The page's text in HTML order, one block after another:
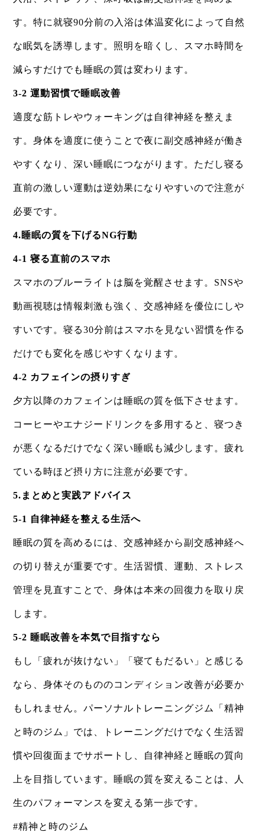
す。特に就寝90分前の入浴は体温変化によって自然
な眠気を誘導します。照明を暗くし、スマホ時間を
減らすだけでも睡眠の質は変わります。
3-2 運動習慣で睡眠改善
適度な筋トレやウォーキングは自律神経を整えま
す。身体を適度に使うことで夜に副交感神経が働き
やすくなり、深い睡眠につながります。ただし寝る
直前の激しい運動は逆効果になりやすいので注意が
必要です。
4.睡眠の質を下げるNG行動
4-1 寝る直前のスマホ
スマホのブルーライトは脳を覚醒させます。SNSや
動画視聴は情報刺激も強く、交感神経を優位にしや
すいです。寝る30分前はスマホを見ない習慣を作る
だけでも変化を感じやすくなります。
4-2 カフェインの摂りすぎ
夕方以降のカフェインは睡眠の質を低下させます。
コーヒーやエナジードリンクを多用すると、寝つき
が悪くなるだけでなく深い睡眠も減少します。疲れ
ている時ほど摂り方に注意が必要です。
5.まとめと実践アドバイス
5-1 自律神経を整える生活へ
睡眠の質を高めるには、交感神経から副交感神経へ
の切り替えが重要です。生活習慣、運動、ストレス
管理を見直すことで、身体は本来の回復力を取り戻
します。
5-2 睡眠改善を本気で目指すなら
もし「疲れが抜けない」「寝てもだるい」と感じる
なら、身体そのもののコンディション改善が必要か
もしれません。パーソナルトレーニングジム「精神
と時のジム」では、トレーニングだけでなく生活習
慣や回復面までサポートし、自律神経と睡眠の質向
上を目指しています。睡眠の質を変えることは、人
生のパフォーマンスを変える第一歩です。
#精神と時のジム